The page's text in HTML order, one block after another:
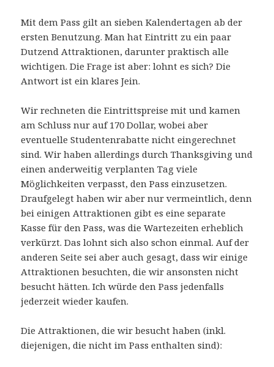
Mit dem Pass gilt an sieben Kalendertagen ab der
ersten Benutzung. Man hat Eintritt zu ein paar
Dutzend Attraktionen, darunter praktisch alle
wichtigen. Die Frage ist aber: lohnt es sich? Die
Antwort ist ein klares Jein.
Wir rechneten die Eintrittspreise mit und kamen
am Schluss nur auf 170 Dollar, wobei aber
eventuelle Studentenrabatte nicht eingerechnet
sind. Wir haben allerdings durch Thanksgiving und
einen anderweitig verplanten Tag viele
Möglichkeiten verpasst, den Pass einzusetzen.
Draufgelegt haben wir aber nur vermeintlich, denn
bei einigen Attraktionen gibt es eine separate
Kasse für den Pass, was die Wartezeiten erheblich
verkürzt. Das lohnt sich also schon einmal. Auf der
anderen Seite sei aber auch gesagt, dass wir einige
Attraktionen besuchten, die wir ansonsten nicht
besucht hätten. Ich würde den Pass jedenfalls
jederzeit wieder kaufen.
Die Attraktionen, die wir besucht haben (inkl.
diejenigen, die nicht im Pass enthalten sind):